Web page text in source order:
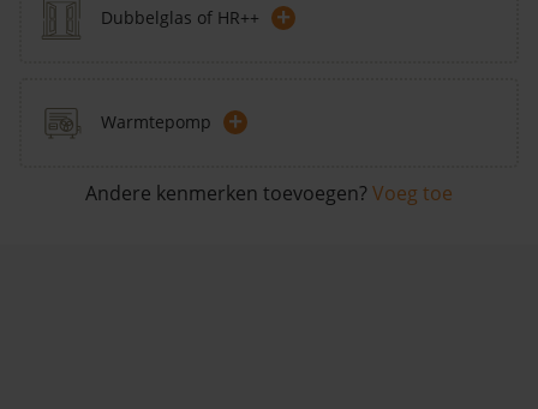
Dubbelglas of HR++ +
Warmtepomp +
Andere kenmerken toevoegen? Voeg toe